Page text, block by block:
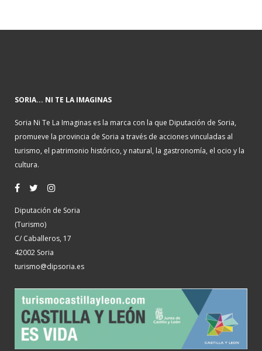
SORIA... NI TE LA IMAGINAS
Soria Ni Te La Imaginas es la marca con la que Diputación de Soria,
promueve la provincia de Soria a través de acciones vinculadas al
turismo, el patrimonio histórico, y natural, la gastronomía, el ocio y la
cultura.
Diputación de Soria
(Turismo)
C/ Caballeros, 17
42002 Soria
turismo@dipsoria.es